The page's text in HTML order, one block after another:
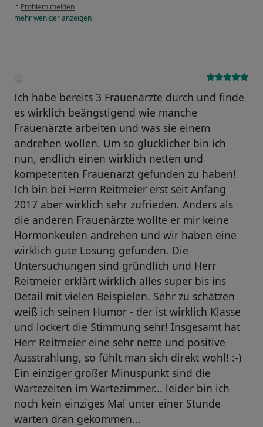
• Problem melden
mehrwenigeranzeigen
Ich habe bereits 3 Frauenärzte durch und finde
es wirklich beängstigend wie manche
Frauenärzte arbeiten und was sie einem
andrehen wollen. Um so glücklicher bin ich
nun, endlich einen wirklich netten und
kompetenten Frauenarzt gefunden zu haben!
Ich bin bei Herrn Reitmeier erst seit Anfang
2017 aber wirklich sehr zufrieden. Anders als
die anderen Frauenärzte wollte er mir keine
Hormonkeulen andrehen und wir haben eine
wirklich gute Lösung gefunden. Die
Untersuchungen sind gründlich und Herr
Reitmeier erklärt wirklich alles super bis ins
Detail mit vielen Beispielen. Sehr zu schätzen
weiß ich seinen Humor - der ist wirklich Klasse
und lockert die Stimmung sehr! Insgesamt hat
Herr Reitmeier eine sehr nette und positive
Ausstrahlung, so fühlt man sich direkt wohl! :-)
Ein einziger großer Minuspunkt sind die
Wartezeiten im Wartezimmer... leider bin ich
noch kein einziges Mal unter einer Stunde
warten dran gekommen...